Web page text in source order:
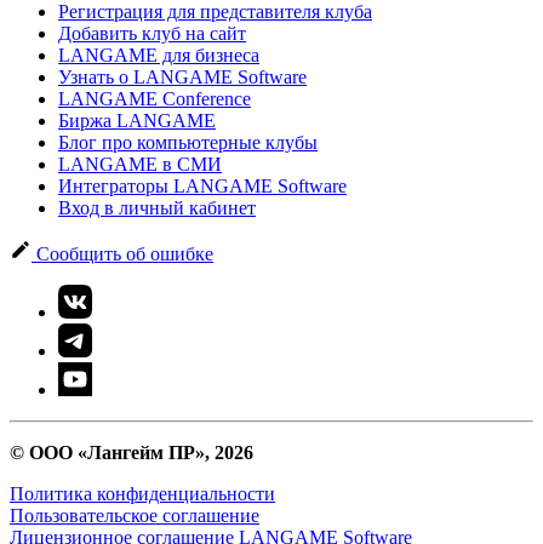
Регистрация для представителя клуба
Добавить клуб на сайт
LANGAME для бизнеса
Узнать о LANGAME Software
LANGAME Conference
Биржа LANGAME
Блог про компьютерные клубы
LANGAME в СМИ
Интеграторы LANGAME Software
Вход в личный кабинет
Сообщить об ошибке
© ООО «Лангейм ПР», 2026
Политика конфиденциальности
Пользовательское соглашение
Лицензионное соглашение LANGAME Software